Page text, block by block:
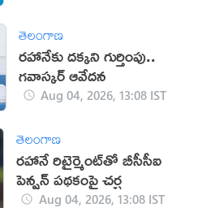
తెలంగాణ
రహానేకు దక్కని గుర్తింపు..
గవాస్కర్ ఆవేదన
Aug 04, 2026, 13:08 IST
తెలంగాణ
రహానే రిటైర్మెంట్‌తో బీసీసీఐ
పెన్షన్ పథకంపై చర్చ
Aug 04, 2026, 13:08 IST